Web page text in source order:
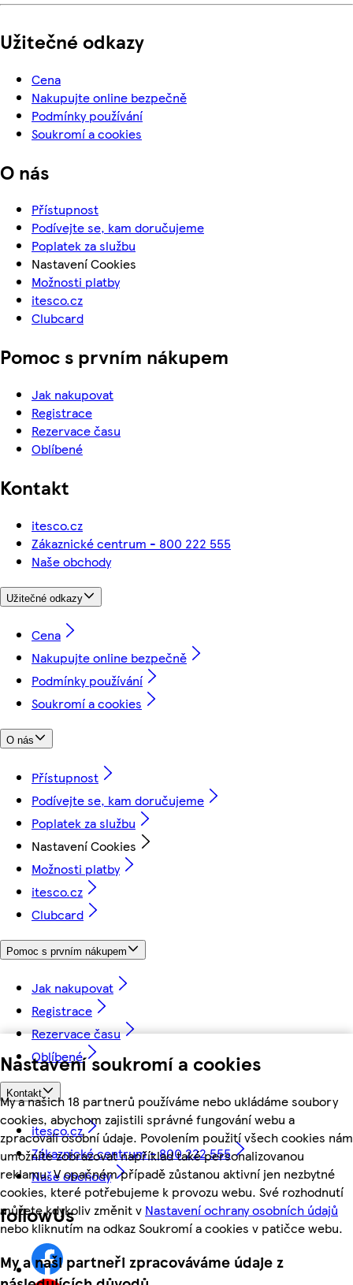
Nastavení soukromí a cookies
My a našich 18 partnerů používáme nebo ukládáme soubory
cookies, abychom zajistili správné fungování webu a
zpracovali osobní údaje. Povolením použití všech cookies nám
umožníte zobrazovat například také personalizovanou
reklamu. V opačném případě zůstanou aktivní jen nezbytné
cookies, které potřebujeme k provozu webu. Své rozhodnutí
můžete kdykoliv změnit v Nastavení ochrany osobních údajů
nebo kliknutím na odkaz Soukromí a cookies v patičce webu.
My a naši partneři zpracováváme údaje z
Užitečné odkazy
Cena
Nakupujte online bezpečně
Podmínky používání
Soukromí a cookies
O nás
Přístupnost
Podívejte se, kam doručujeme
Poplatek za službu
Nastavení Cookies
Možnosti platby
itesco.cz
Clubcard
Pomoc s prvním nákupem
Jak nakupovat
Registrace
Rezervace času
Oblíbené
Kontakt
itesco.cz
Zákaznické centrum - 800 222 555
Naše obchody
Užitečné odkazy
Cena
Nakupujte online bezpečně
Podmínky používání
Soukromí a cookies
O nás
Přístupnost
Podívejte se, kam doručujeme
Poplatek za službu
Nastavení Cookies
Možnosti platby
itesco.cz
Clubcard
Pomoc s prvním nákupem
Jak nakupovat
Registrace
Rezervace času
Oblíbené
Kontakt
itesco.cz
Zákaznické centrum - 800 222 555
Naše obchody
followUs